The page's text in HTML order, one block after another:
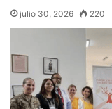
julio 30, 2026 220